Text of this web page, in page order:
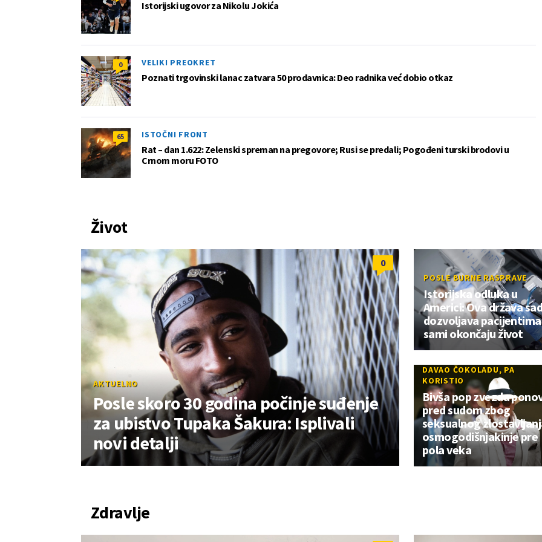
Istorijski ugovor za Nikolu Jokića
0 VELIKI PREOKRET
Poznati trgovinski lanac zatvara 50 prodavnica: Deo radnika već dobio otkaz
65 ISTOČNI FRONT
Rat – dan 1.622: Zelenski spreman na pregovore; Rusi se predali; Pogođeni turski brodovi u
Crnom moru FOTO
Život
0
AKTUELNO
Posle skoro 30 godina počinje suđenje
za ubistvo Tupaka Šakura: Isplivali
novi detalji
POSLE BURNE RASPRAVE
Istorijska odluka u
Americi: Ova država
dozvoljava
sami okončaju život
DAVAO ČOKOLADU, PA
KORISTIO
Bivša pop zvezda
pred sudom zbog
seksualnog
osmogodišnjakinje pre
pola veka
Zdravlje